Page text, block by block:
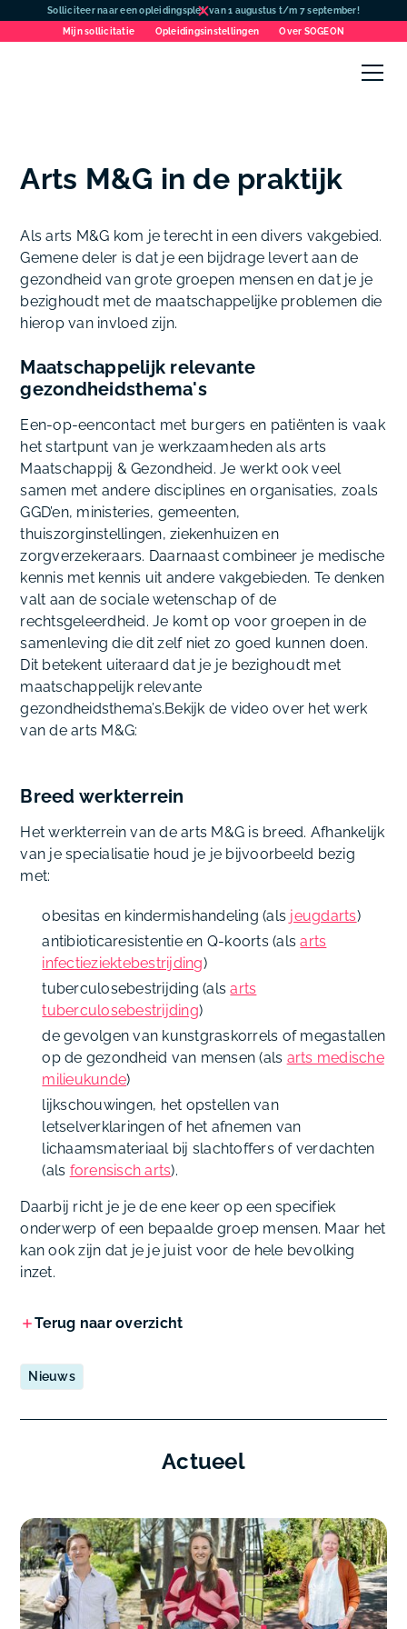
Solliciteer naar een opleidingsplek van 1 augustus t/m 7 september!
Mijn sollicitatie
Opleidingsinstellingen Over SOGEON
Arts M&G in de praktijk
Als arts M&G kom je terecht in een divers vakgebied.
Gemene deler is dat je een bijdrage levert aan de
gezondheid van grote groepen mensen en dat je je
bezighoudt met de maatschappelijke problemen die
hierop van invloed zijn.
Maatschappelijk relevante
gezondheidsthema's
Een-op-eencontact met burgers en patiënten is vaak
het startpunt van je werkzaamheden als arts
Maatschappij & Gezondheid. Je werkt ook veel
samen met andere disciplines en organisaties, zoals
GGD’en, ministeries, gemeenten,
thuiszorginstellingen, ziekenhuizen en
zorgverzekeraars. Daarnaast combineer je medische
kennis met kennis uit andere vakgebieden. Te denken
valt aan de sociale wetenschap of de
rechtsgeleerdheid. Je komt op voor groepen in de
samenleving die dit zelf niet zo goed kunnen doen.
Dit betekent uiteraard dat je je bezighoudt met
maatschappelijk relevante
gezondheidsthema’s.Bekijk de video over het werk
van de arts M&G:
Breed werkterrein
Het werkterrein van de arts M&G is breed. Afhankelijk
van je specialisatie houd je je bijvoorbeeld bezig
met:
obesitas en kindermishandeling (als jeugdarts)
antibioticaresistentie en Q-koorts (alsarts
infectieziektebestrijding)
tuberculosebestrijding (alsarts
tuberculosebestrijding)
de gevolgen van kunstgraskorrels of megastallen
op de gezondheid van mensen (als arts medische
milieukunde)
lijkschouwingen, het opstellen van
letselverklaringen of het afnemen van
lichaamsmateriaal bij slachtoffers of verdachten
(als forensisch arts).
Daarbij richt je je de ene keer op een specifiek
onderwerp of een bepaalde groep mensen. Maar het
kan ook zijn dat je je juist voor de hele bevolking
inzet.
Terug naar overzicht
Nieuws
Actueel